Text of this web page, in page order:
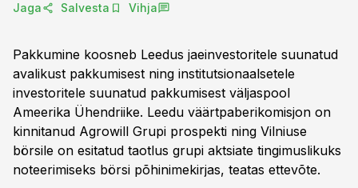
Jaga Salvesta Vihja
Pakkumine koosneb Leedus jaeinvestoritele suunatud
avalikust pakkumisest ning institutsionaalsetele
investoritele suunatud pakkumisest väljaspool
Ameerika Ühendriike. Leedu väärtpaberikomisjon on
kinnitanud Agrowill Grupi prospekti ning Vilniuse
börsile on esitatud taotlus grupi aktsiate tingimuslikuks
noteerimiseks börsi põhinimekirjas, teatas ettevõte.